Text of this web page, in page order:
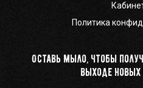
Политика
Оставь мыло, чтобы
выходе